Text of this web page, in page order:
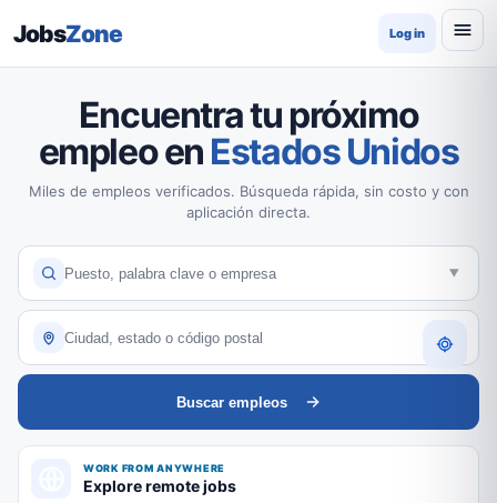
JobsZone Log in
Encuentra tu próximo
empleo en Estados Unidos
Miles de empleos verificados. Búsqueda rápida, sin costo y con
aplicación directa.
Buscar empleos
WORK FROM ANYWHERE
Explore remote jobs